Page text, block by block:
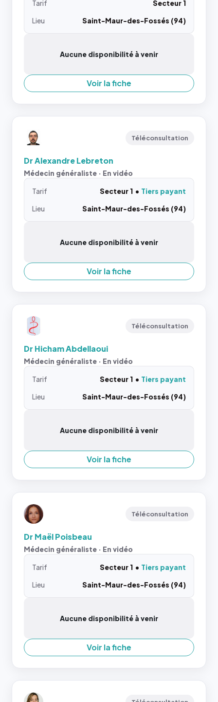
Tarif
Secteur 1
Lieu
Saint-Maur-des-Fossés (94)
Aucune disponibilité à venir
Voir la fiche
Téléconsultation
Dr Alexandre Lebreton
Médecin généraliste · En vidéo
Tarif Secteur 1
Tiers payant
Lieu
Saint-Maur-des-Fossés (94)
Aucune disponibilité à venir
Voir la fiche
Téléconsultation
Dr Hicham Abdellaoui
Médecin généraliste · En vidéo
Tarif Secteur 1
Tiers payant
Lieu
Saint-Maur-des-Fossés (94)
Aucune disponibilité à venir
Voir la fiche
Téléconsultation
Dr Maël Poisbeau
Médecin généraliste · En vidéo
Tarif Secteur 1
Tiers payant
Lieu
Saint-Maur-des-Fossés (94)
Aucune disponibilité à venir
Voir la fiche